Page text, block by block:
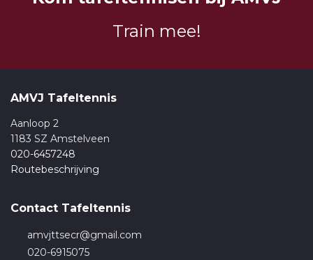
Train mee!
AMVJ Tafeltennis
Aanloop 2
1183 SZ Amstelveen
020-6457248
Routebeschrijving
Contact Tafeltennis
amvjttsecr@gmail.com
020-6915075